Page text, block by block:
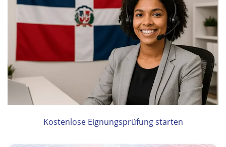
Kostenlose Eignungsprüfung starten